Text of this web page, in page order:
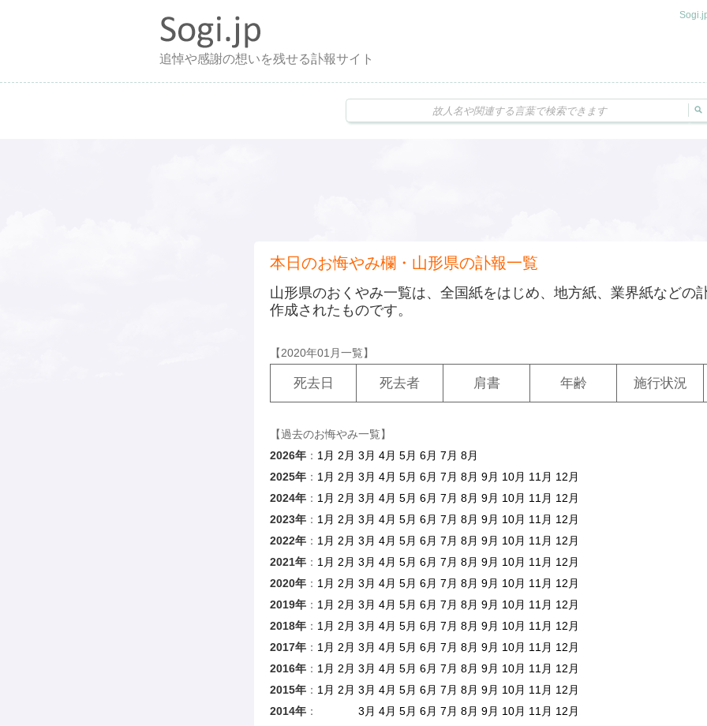
追悼や感謝の想いを残せる訃報サイト
本日のお悔やみ欄・山形県の訃報一覧
山形県のおくやみ一覧は、全国紙をはじめ、地方紙、業界紙などの
作成されたものです。
【2020年01月一覧】
死去日 死去者 肩書 年齢 施行状況
【過去のお悔やみ一覧】
2026年 ： 1月 2月 3月 4月 5月 6月 7月 8月
2025年 ： 1月 2月 3月 4月 5月 6月 7月 8月 9月 10月 11月 12月
2024年 ： 1月 2月 3月 4月 5月 6月 7月 8月 9月 10月 11月 12月
2023年 ： 1月 2月 3月 4月 5月 6月 7月 8月 9月 10月 11月 12月
2022年 ： 1月 2月 3月 4月 5月 6月 7月 8月 9月 10月 11月 12月
2021年 ： 1月 2月 3月 4月 5月 6月 7月 8月 9月 10月 11月 12月
2020年 ： 1月 2月 3月 4月 5月 6月 7月 8月 9月 10月 11月 12月
2019年 ： 1月 2月 3月 4月 5月 6月 7月 8月 9月 10月 11月 12月
2018年 ： 1月 2月 3月 4月 5月 6月 7月 8月 9月 10月 11月 12月
2017年 ： 1月 2月 3月 4月 5月 6月 7月 8月 9月 10月 11月 12月
2016年 ： 1月 2月 3月 4月 5月 6月 7月 8月 9月 10月 11月 12月
2015年 ： 1月 2月 3月 4月 5月 6月 7月 8月 9月 10月 11月 12月
2014年 ： 3月 4月 5月 6月 7月 8月 9月 10月 11月 12月